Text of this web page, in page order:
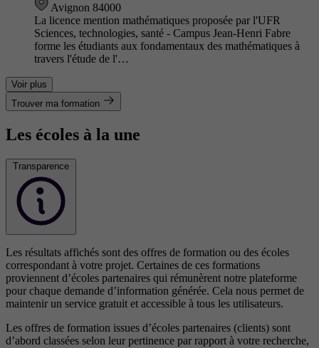
Avignon 84000
La licence mention mathématiques proposée par l'UFR
Sciences, technologies, santé - Campus Jean-Henri Fabre
forme les étudiants aux fondamentaux des mathématiques à
travers l'étude de l'…
Voir plus
Trouver ma formation
Les écoles à la une
Transparence
Les résultats affichés sont des offres de formation ou des écoles
correspondant à votre projet. Certaines de ces formations
proviennent d’écoles partenaires qui rémunèrent notre plateforme
pour chaque demande d’information générée. Cela nous permet de
maintenir un service gratuit et accessible à tous les utilisateurs.
Les offres de formation issues d’écoles partenaires (clients) sont
d’abord classées selon leur pertinence par rapport à votre recherche,